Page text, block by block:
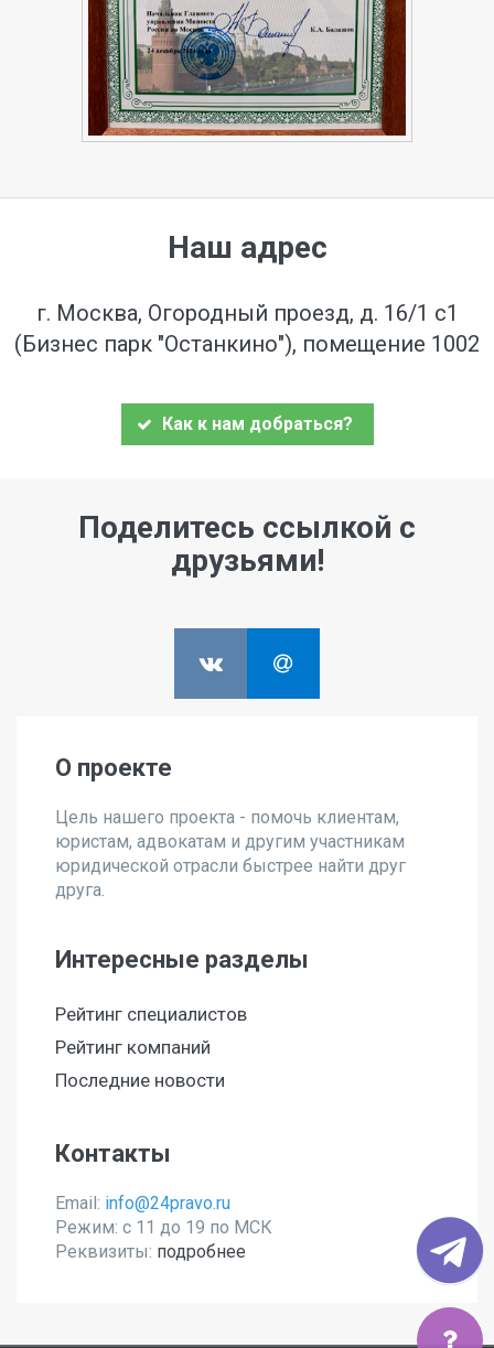
Наш адрес
г. Москва, Огородный проезд, д. 16/1 с1
(Бизнес парк "Останкино"), помещение 1002
Как к нам добраться?
Поделитесь ссылкой с
друзьями!
О проекте
Цель нашего проекта - помочь клиентам,
юристам, адвокатам и другим участникам
юридической отрасли быстрее найти друг
друга.
Интересные разделы
Рейтинг специалистов
Рейтинг компаний
Последние новости
Контакты
Email: info@24pravo.ru
Режим: с 11 до 19 по МСК
Реквизиты: подробнее